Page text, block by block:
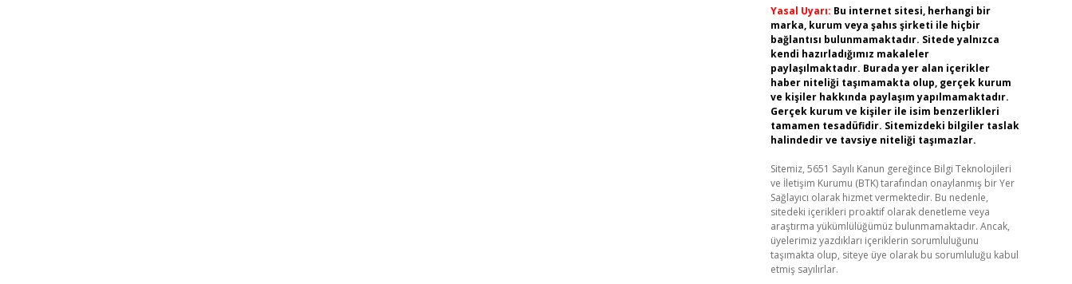
Yasal Uyarı: Bu internet sitesi, herhangi bir
marka, kurum veya şahıs şirketi ile hiçbir
bağlantısı bulunmamaktadır. Sitede yalnızca
kendi hazırladığımız makaleler
paylaşılmaktadır. Burada yer alan içerikler
haber niteliği taşımamakta olup, gerçek kurum
ve kişiler hakkında paylaşım yapılmamaktadır.
Gerçek kurum ve kişiler ile isim benzerlikleri
tamamen tesadüfidir. Sitemizdeki bilgiler taslak
halindedir ve tavsiye niteliği taşımazlar.
Sitemiz, 5651 Sayılı Kanun gereğince Bilgi Teknolojileri
ve İletişim Kurumu (BTK) tarafından onaylanmış bir Yer
Sağlayıcı olarak hizmet vermektedir. Bu nedenle,
sitedeki içerikleri proaktif olarak denetleme veya
araştırma yükümlülüğümüz bulunmamaktadır. Ancak,
üyelerimiz yazdıkları içeriklerin sorumluluğunu
taşımakta olup, siteye üye olarak bu sorumluluğu kabul
etmiş sayılırlar.